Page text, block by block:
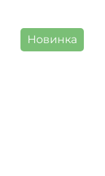
Новинка